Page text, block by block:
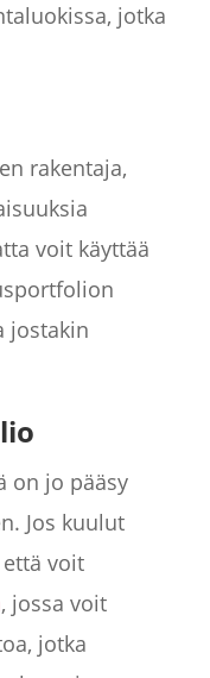
jotka
rakentaja,
voit käyttää
jostakin
on jo pääsy
Jos kuulut
voit
, jossa voit
jotka